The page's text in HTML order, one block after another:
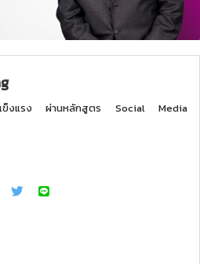
งแข็งแรง ผ่านหลักสูตร Social Media